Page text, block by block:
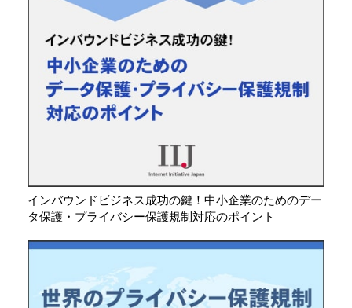
インバウンドビジネス成功の鍵！中小企業のためのデー
タ保護・プライバシー保護規制対応のポイント